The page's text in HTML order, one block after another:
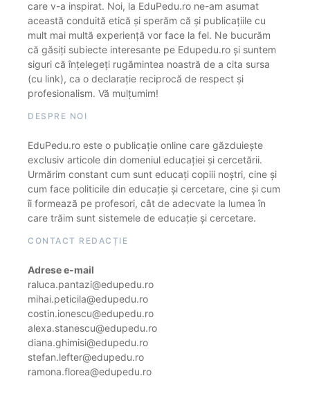
care v-a inspirat. Noi, la EduPedu.ro ne-am asumat
această conduită etică și sperăm că și publicațiile cu
mult mai multă experiență vor face la fel. Ne bucurăm
că găsiți subiecte interesante pe Edupedu.ro și suntem
siguri că înțelegeți rugămintea noastră de a cita sursa
(cu link), ca o declarație reciprocă de respect și
profesionalism. Vă mulțumim!
DESPRE NOI
EduPedu.ro este o publicație online care găzduiește
exclusiv articole din domeniul educației și cercetării.
Urmărim constant cum sunt educați copiii noștri, cine și
cum face politicile din educație și cercetare, cine și cum
îi formează pe profesori, cât de adecvate la lumea în
care trăim sunt sistemele de educație și cercetare.
CONTACT REDACȚIE
Adrese e-mail
raluca.pantazi@edupedu.ro
mihai.peticila@edupedu.ro
costin.ionescu@edupedu.ro
alexa.stanescu@edupedu.ro
diana.ghimisi@edupedu.ro
stefan.lefter@edupedu.ro
ramona.florea@edupedu.ro